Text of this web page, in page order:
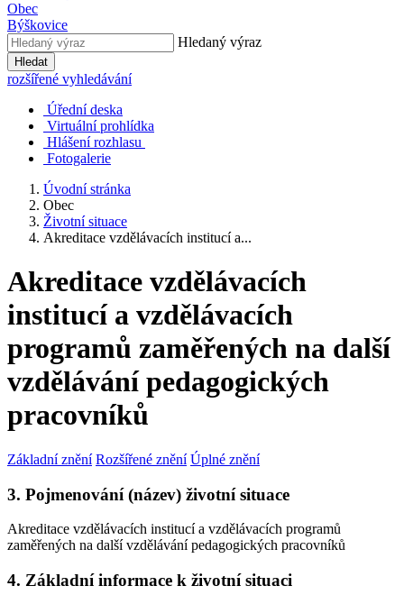
Obec
Býškovice
Hledaný výraz
Hledat
rozšířené vyhledávání
Úřední deska
Virtuální prohlídka
Hlášení rozhlasu
Fotogalerie
Úvodní stránka
Obec
Životní situace
Akreditace vzdělávacích institucí a...
Akreditace vzdělávacích
institucí a vzdělávacích
programů zaměřených na další
vzdělávání pedagogických
pracovníků
Základní znění Rozšířené znění Úplné znění
3. Pojmenování (název) životní situace
Akreditace vzdělávacích institucí a vzdělávacích programů
zaměřených na další vzdělávání pedagogických pracovníků
4. Základní informace k životní situaci